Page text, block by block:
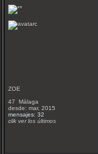
ZOE
47 Málaga
desde: mar, 2015
mensajes: 32
clik ver los últimos